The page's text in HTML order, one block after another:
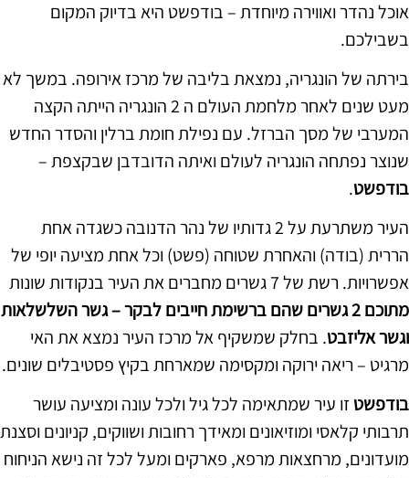
אוכל נהדר ואווירה מיוחדת – בודפשט היא בדיוק המקום
בשבילכם.
בירתה של הונגריה, נמצאת בליבה של מרכז אירופה. במשך לא
מעט שנים לאחר מלחמת העולם ה 2 הונגריה הייתה הקצה
המערבי של מסך הברזל. עם נפילת חומת ברלין והסדר החדש
שנוצר נפתחה הונגריה לעולם ואיתה הדובדבן שבקצפת –
בודפשט.
העיר משתרעת על 2 גדותיו של נהר הדנובה כשגדה אחת
הררית (בודה) והאחרת שטוחה (פשט) וכל אחת מציעה יופי של
אפשרויות. רשת של 7 גשרים מחברים את העיר בנקודות שונות
מתוכם 2 גשרים שהם ברשימת חייבים לבקר – גשר השלשלאות
וגשר אליזבט. בחלק שמשקיף אל מרכז העיר נמצא את האי
מרגיט – ריאה ירוקה ומקסימה שמארחת בקיץ פסטיבלים שונים.
בודפשטזו עיר שמתאימה לכל גיל ולכל עונה ומציעה עושר
תרבותי קלאסי ומוזיאונים ומאידך רחובות ושווקים, קניונים וסצנת
מועדונים, מרחצאות מרפא, פארקים ומעל לכל זה נישא הניחוח